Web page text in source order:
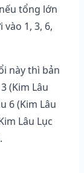
tổng lớn
1, 3, 6,
này thì bản
(Kim Lâu
6 (Kim Lâu
Lâu Lục